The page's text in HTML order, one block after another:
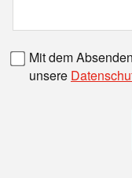
Mit dem
unsere